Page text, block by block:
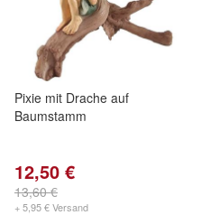
Pixie mit Drache auf
Baumstamm
12,50 €
13,60 €
+ 5,95 € Versand